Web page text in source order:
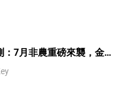
納指100技術分析
7月非農重磅來襲，金價
後還能漲嗎？